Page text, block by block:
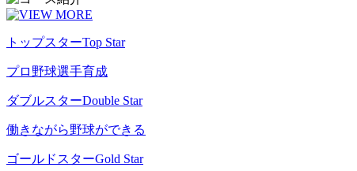
トップスターTop Star
プロ野球選手育成
ダブルスターDouble Star
働きながら野球ができる
ゴールドスターGold Star